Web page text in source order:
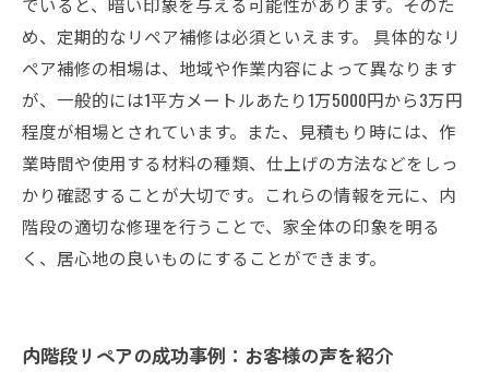
め、定期的なリペア補修は必須といえます。 具体的なリ
ペア補修の相場は、地域や作業内容によって異なります
が、一般的には1平方メートルあたり1万5000円から3万円
程度が相場とされています。また、見積もり時には、作
業時間や使用する材料の種類、仕上げの方法などをしっ
かり確認することが大切です。これらの情報を元に、内
階段の適切な修理を行うことで、家全体の印象を明る
く、居心地の良いものにすることができます。
内階段リペアの成功事例：お客様の声を紹介